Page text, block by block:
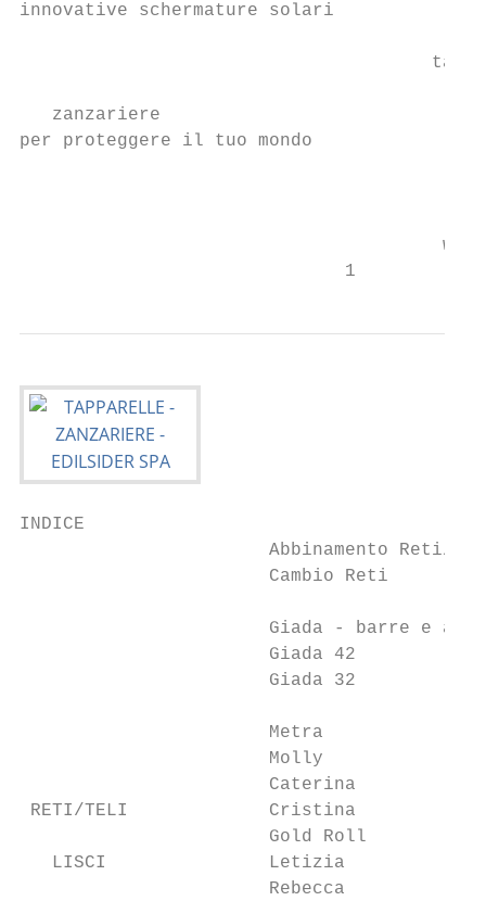
innovative schermature solari
   zanzariere
per proteggere il tuo mondo
                              1
INDICE
Abbinamento Reti/
Cambio Reti
Giada - barre e
Giada 42
Giada 32
Metra
Molly
Caterina
RETI/TELI             Cristina
Gold Roll
LISCI               Letizia
Rebecca